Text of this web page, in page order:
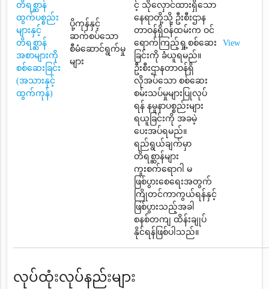
တိရစ္ဆာန်
ထွက်ပစ္စည်း
များနှင့်
တိရစ္ဆာန်
အစာများကို
စစ်ဆေးခြင်း
(အသားနှင့်
ထွက်ကုန်)
ပို့ကုန်နှင့်
ဆက်စပ်သော
စီမံဆောင်ရွက်မှု
များ
င့် သိုလှောင်ထားရှိသော
နေရာတို့သို့ ဦးစီးဌာန
တာဝန်ရှိဝန်ထမ်းက ဝင်
ရောက်ကြည့်ရှု့စစ်ဆေး
ခြင်းကို ခံယူရမည်။
ဦးစီးဌာနတာဝန်ရှိ
လိုအပ်သော စစ်ဆေး
စမ်းသပ်မှုများပြုလုပ်
ရန် နမူနာပစ္စည်းများ
ရယူခြင်းကို အခမဲ့
ပေးအပ်ရမည်။
ရည်ရွယ်ချက်မှာ
တိရစ္ဆာန်များ
ကူးစက်ရောဂါ မ
ဖြစ်ပွားစေရေးအတွက်
ကြိုတင်ကာကွယ်ရန်နှင့်
ဖြစ်ပွားသည့်အခါ
စနစ်တကျ ထိန်းချုပ်
နိုင်ရန်ဖြစ်ပါသည်။
View
လုပ်ထုံးလုပ်နည်းများ